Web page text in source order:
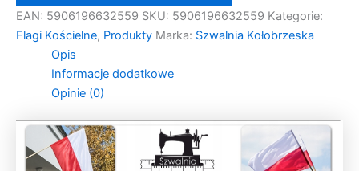
drzewiec
EAN: 5906196632559 SKU: 5906196632559 Kategorie:
Flagi Kościelne, Produkty Marka: Szwalnia Kołobrzeska
Opis
Informacje dodatkowe
Opinie (0)